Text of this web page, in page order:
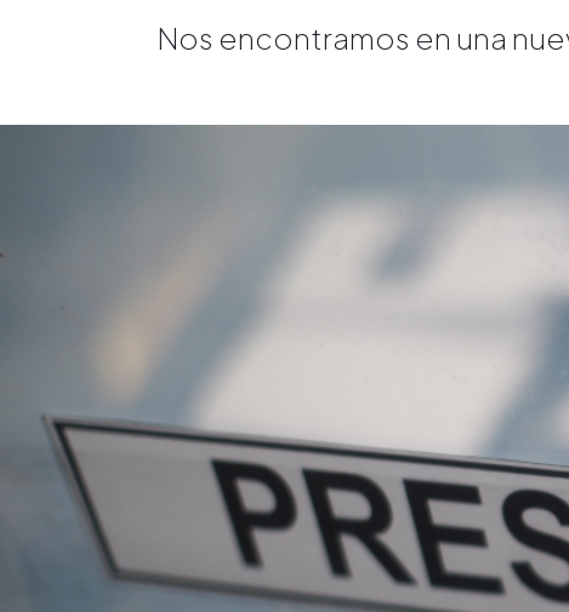
Nos encontramos en una